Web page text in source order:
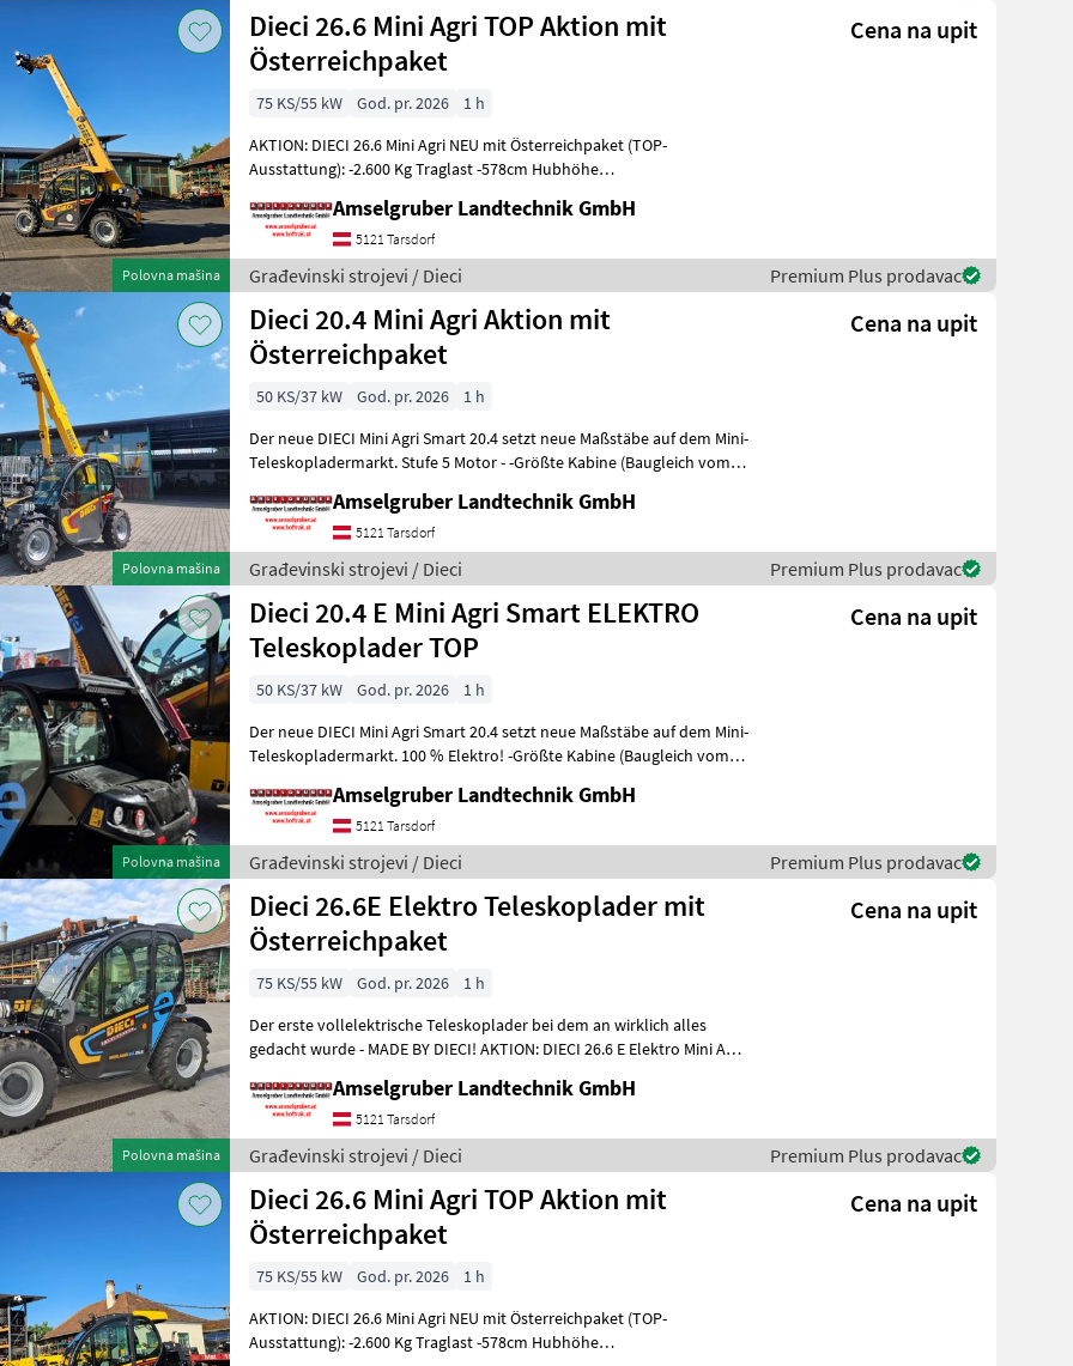
Polovna mašina
Dieci 26.6 Mini Agri TOP Aktion mit
Österreichpaket
Cena na upit
75 KS/55 kW God. pr. 2026
1 h
AKTION: DIECI 26.6 Mini Agri NEU mit Österreichpaket (TOP-
Ausstattung): -2.600 Kg Traglast -578cm Hubhöhe
Amselgruber Landtechnik GmbH
5121 Tarsdorf
Građevinski strojevi / Dieci Premium Plus prodavac
Polovna mašina
Dieci 20.4 Mini Agri Aktion mit
Österreichpaket
Cena na upit
50 KS/37 kW God. pr. 2026
1 h
Der neue DIECI Mini Agri Smart 20.4 setzt neue Maßstäbe auf dem Mini-
Teleskopladermarkt. Stufe 5 Motor - -Größte Kabine (Baugleich vom
Amselgruber Landtechnik GmbH
5121 Tarsdorf
Građevinski strojevi / Dieci Premium Plus prodavac
Polovna mašina
Dieci 20.4 E Mini Agri Smart ELEKTRO
Teleskoplader TOP
Cena na upit
50 KS/37 kW God. pr. 2026
1 h
Der neue DIECI Mini Agri Smart 20.4 setzt neue Maßstäbe auf dem Mini-
Teleskopladermarkt. 100 % Elektro! -Größte Kabine (Baugleich vom
Amselgruber Landtechnik GmbH
5121 Tarsdorf
Građevinski strojevi / Dieci Premium Plus prodavac
Polovna mašina
Dieci 26.6E Elektro Teleskoplader mit
Österreichpaket
Cena na upit
75 KS/55 kW God. pr. 2026
1 h
Der erste vollelektrische Teleskoplader bei dem an wirklich alles
gedacht wurde - MADE BY DIECI! AKTION: DIECI 26.6 E Elektro Mini Agri
Amselgruber Landtechnik GmbH
5121 Tarsdorf
Građevinski strojevi / Dieci Premium Plus prodavac
Dieci 26.6 Mini Agri TOP Aktion mit
Österreichpaket
Cena na upit
75 KS/55 kW God. pr. 2026
1 h
AKTION: DIECI 26.6 Mini Agri NEU mit Österreichpaket (TOP-
Ausstattung): -2.600 Kg Traglast -578cm Hubhöhe